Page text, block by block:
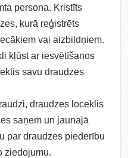
persona. Kristīts
kurā reģistrēts
vai aizbildņiem.
kļūst ar iesvētīšanos
savu draudzes
draudzes loceklis
saņem un jaunajā
par draudzes piederību
ziedojumu.